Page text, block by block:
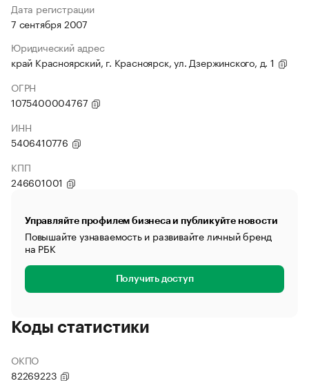
Дата регистрации
7 сентября 2007
Юридический адрес
край Красноярский, г. Красноярск, ул. Дзержинского, д. 1
ОГРН
1075400004767
ИНН
5406410776
КПП
246601001
Управляйте профилем бизнеса и публикуйте новости
Повышайте узнаваемость и развивайте личный бренд
на РБК
Получить доступ
Коды статистики
ОКПО
82269223